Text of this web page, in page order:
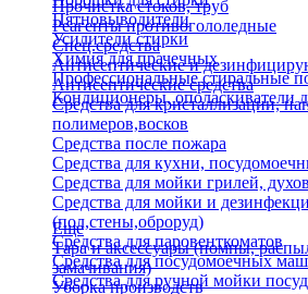
Пятновыводители
Усилители стирки
Химия для прачечных
Профессиональные стиральные
Кондиционеры, ополаскиватели
Прочистка стоков, труб
Реагенты противогололедные
Спец.средства
Антисептические и
Антисептические средства
Средства для кристаллизации,
полимеров,восков
Средства после пожара
Средства для кухни,
Средства для мойки грилей,
Средства для мойки и
(пол,стены,оброруд)
Средства для паровенткоматов
Средства для посудомоечных
Средства для ручной мойки
Еще
Тара и аксессуары (помпы,
замачивания)
Уборка производств